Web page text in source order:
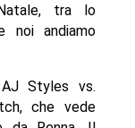
tra lo
noi andiamo
Styles vs.
che vede